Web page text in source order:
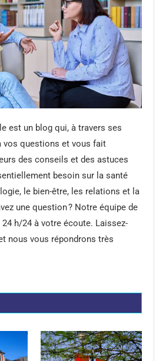
est un blog qui, à travers ses
vos questions et vous fait
des conseils et des astuces
besoin sur la santé
le bien-être, les relations et la
une question ? Notre équipe de
h/24 à votre écoute. Laissez-
nous vous répondrons très